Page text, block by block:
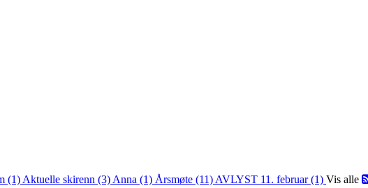
(1) Aktuelle skirenn (3) Anna (1) Årsmøte (11) AVLYST 11. februar (1) Vis alle